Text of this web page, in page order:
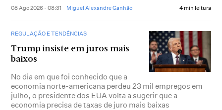
08 Ago 2026 - 08:31 Miguel Alexandre Ganhão 4 min leitura
REGULAÇÃO E TENDÊNCIAS
Trump insiste em juros mais
baixos
No dia em que foi conhecido que a
economia norte-americana perdeu 23 mil empregos em
julho, o presidente dos EUA volta a sugerir que a
economia precisa de taxas de juro mais baixas